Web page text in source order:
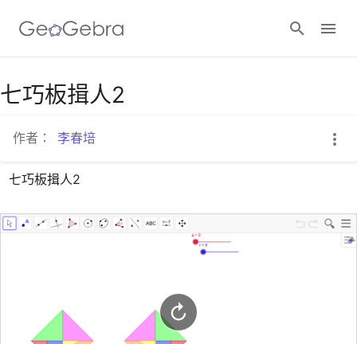
Google Classroom
GeoGebra Classroom
七巧板揖人2
作者： 李春培
七巧板揖人2